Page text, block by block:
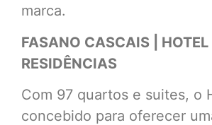
marca.
FASANO CASCAIS | HOTEL
RESIDÊNCIAS
Com 97 quartos e suites, o
concebido para oferecer